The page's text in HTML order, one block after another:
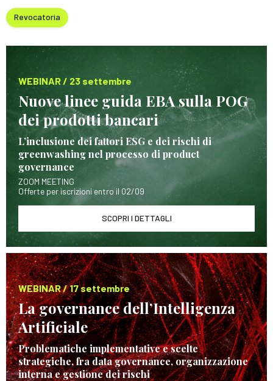
Revocatoria
WEBINAR / 23 settembre
Nuove linee guida EBA sulla POG
dei prodotti bancari
L’inclusione dei fattori ESG e dei rischi di
greenwashing nel processo di product
governance
ZOOM MEETING
Offerte per iscrizioni entro il 02/09
SCOPRI I DETTAGLI
WEBINAR / 17 settembre
La governance dell’Intelligenza
Artificiale
Problematiche implementative e scelte
strategiche, fra data governance, organizzazione
interna e gestione dei rischi